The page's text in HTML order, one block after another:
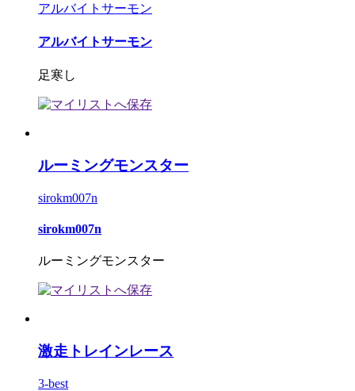
アルバイトサーモン
アルバイトサーモン
足寒し
ルーミングモンスター
sirokm007n
sirokm007n
ルーミングモンスター
激走トレインレース
3-best